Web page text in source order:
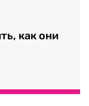
как они